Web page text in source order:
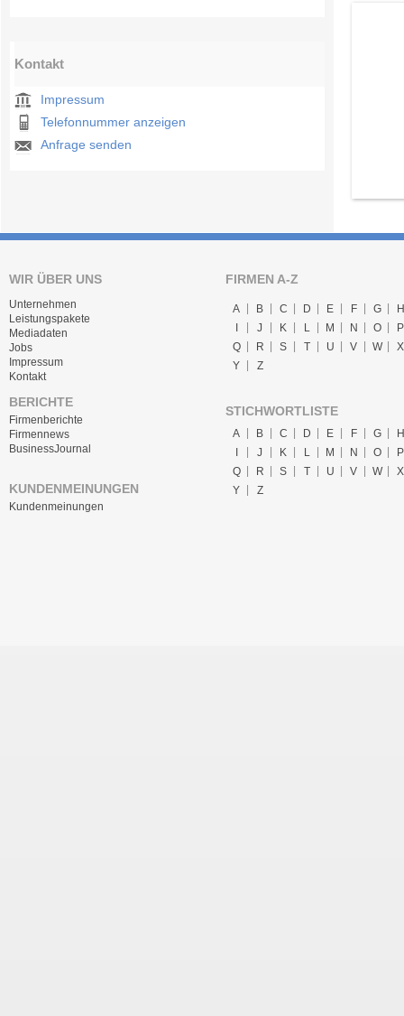
Kontakt
Impressum
Telefonnummer anzeigen
Anfrage senden
WIR ÜBER UNS
Unternehmen
Leistungspakete
Mediadaten
Jobs
Impressum
Kontakt
BERICHTE
Firmenberichte
Firmennews
BusinessJournal
KUNDENMEINUNGEN
Kundenmeinungen
FIRMEN A-Z
A B C D E F G
H
J K L M N O
P
Q
R S T U V W
X
Y
Z
STICHWORTLISTE
A B C D E F G
H
J K L M N O
P
Q
R S T U V W
X
Y
Z